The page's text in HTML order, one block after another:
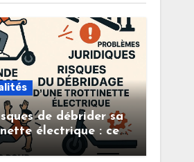
de débrider sa
électrique : ce
devez savoir